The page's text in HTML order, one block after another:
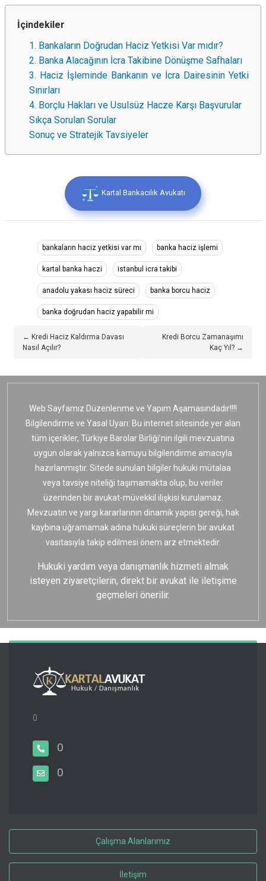
İçindekiler
1. Bankaların Doğrudan Haciz Yetkisi Var mıdır?
2. Banka Alacağının İcra Takibine Dönüşme Safhaları
3. Haciz İşleminde Bankanın ve İcra Dairesinin Yetki
Sınırları
4. Borçlu Hakları ve Usulsüz Hacze Karşı Başvurular
Sıkça Sorulan Sorular
Sonuç ve Stratejik Tavsiyeler
Kartal Bankacılık Avukatı
bankaların haciz yetkisi var mı banka haciz işlemi
kartal banka haczi istanbul icra takibi
anadolu yakası haciz süreci banka borcu haciz
banka doğrudan haciz yapabilir mi
← Kredi Haciz Kaldırma Davası
Nasıl Açılır?
Kredi Borcu Zamanaşımı
Kaç Yıl? →
Web Sayfamız Düzenlenme ve Yapım Aşamasındadır!!!!
Bilgilendirme ve Yasal Uyarı: Bu internet sitesinde yer alan
tüm içerikler, Türkiye Barolar Birliği’nin ilgili mevzuatına
uygun olarak yalnızca kamuyu bilgilendirme amacıyla
hazırlanmıştır. Sitede sunulan bilgiler hukuki mütalaa
veya tavsiye niteliği taşımamakta olup, bu veriler
üzerinden bir avukat-müvekkil ilişkisi kurulamaz.
Mevzuatın ve yargı kararlarının dinamik yapısı gereği, hak
kaybına uğramamak adına hukuki süreçlerin bir avukat
vasıtasıyla takip edilmesi önem arz etmektedir.
Hukuki yardım veya danışmanlık hizmeti almak
isteyen ziyaretçilerin, direkt bir avukat ile iletişime
geçmeleri önerilir.
0
0
0
Çalışma Alanlarımız
İletişim